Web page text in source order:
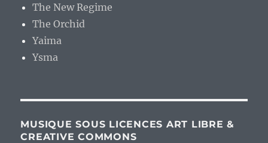
The New Regime
The Orchid
Yaima
Ysma
MUSIQUE SOUS LICENCES ART LIBRE &
CREATIVE COMMONS